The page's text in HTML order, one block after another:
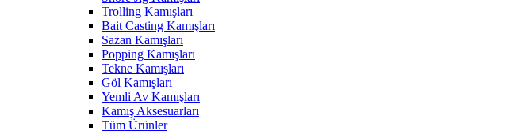
Trolling Kamışları
Bait Casting Kamışları
Sazan Kamışları
Popping Kamışları
Tekne Kamışları
Göl Kamışları
Yemli Av Kamışları
Kamış Aksesuarları
Tüm Ürünler